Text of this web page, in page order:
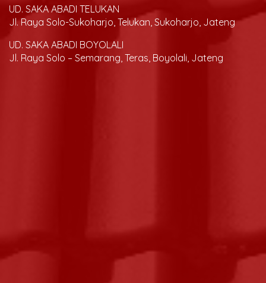
UD. SAKA ABADI TELUKAN
Jl. Raya Solo-Sukoharjo, Telukan, Sukoharjo, Jateng
UD. SAKA ABADI BOYOLALI
Jl. Raya Solo – Semarang, Teras, Boyolali, Jateng